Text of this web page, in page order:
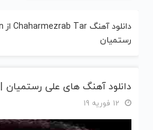
رستمیان
دانلود آهنگ های علی رستمیان | Ali Rostamian